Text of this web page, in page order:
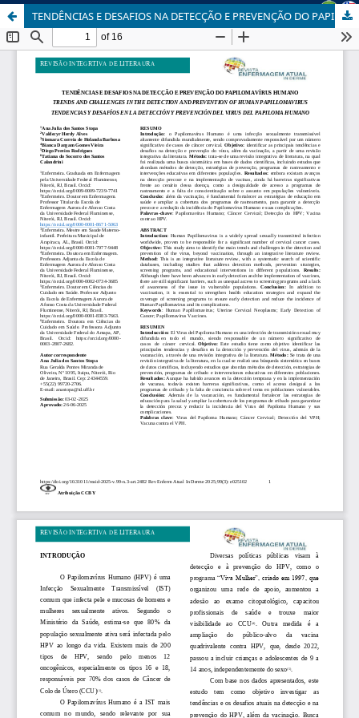
TENDÊNCIAS E DESAFIOS NA DETECÇÃO E PREVENÇÃO DO PAPILOMAVÍRUS HUMANO